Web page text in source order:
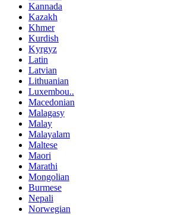
Kannada
Kazakh
Khmer
Kurdish
Kyrgyz
Latin
Latvian
Lithuanian
Luxembou..
Macedonian
Malagasy
Malay
Malayalam
Maltese
Maori
Marathi
Mongolian
Burmese
Nepali
Norwegian